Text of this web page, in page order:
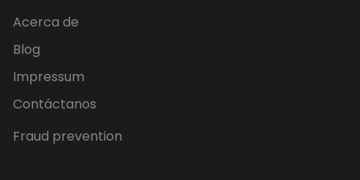
Acerca de
Blog
Impressum
Contáctanos
Fraud prevention